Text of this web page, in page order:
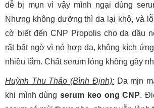
dễ bị mụn vì vậy mình ngại dùng
Nhưng không dưỡng thì da lại khô, và
cờ biết đến CNP Propolis cho da dầu
rất bất ngờ vì nó hợp da, không kích
nhiều lắm. Chất serum lỏng không gây
Huỳnh Thu Thảo (Bình Định):Da mịn
khi mình dùng serum keo ong CNP.